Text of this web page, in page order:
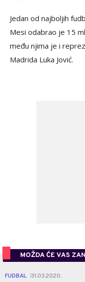
Jedan od najboljih
Mesi odabrao je 15
među njima je i
Madrida Luka Jović.
MOŽDA ĆE VAS
FUDBAL 31.03.2020.